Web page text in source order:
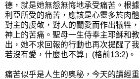
德，就是她無怨無悔地承受痛苦。根
利亞所受的痛苦，應該是心靈多於肉
對主的虔敬，對人的關愛而作出犠牲
神上的苦痛。聖母一生侍奉主耶穌和
出，她不求回報的行動也再次提醒了
若沒有愛，什麼也不算」(格前13:2)。
痛苦似乎是人生的奧秘，今天的讀經